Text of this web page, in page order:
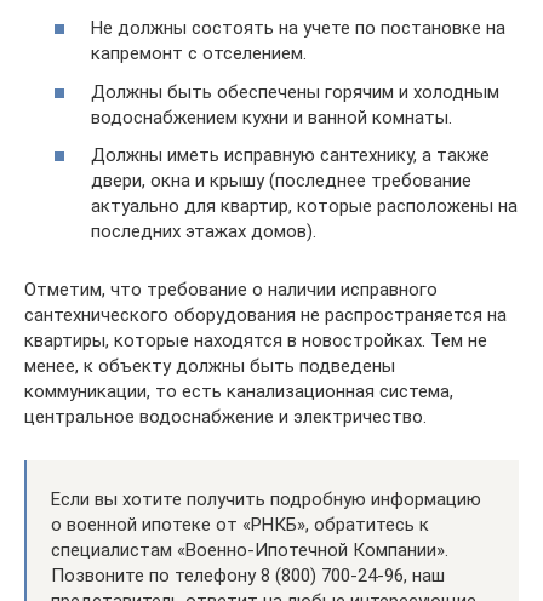
Не должны состоять на учете по постановке на
капремонт с отселением.
Должны быть обеспечены горячим и холодным
водоснабжением кухни и ванной комнаты.
Должны иметь исправную сантехнику, а также
двери, окна и крышу (последнее требование
актуально для квартир, которые расположены на
последних этажах домов).
Отметим, что требование о наличии исправного
сантехнического оборудования не распространяется на
квартиры, которые находятся в новостройках. Тем не
менее, к объекту должны быть подведены
коммуникации, то есть канализационная система,
центральное водоснабжение и электричество.
Если вы хотите получить подробную информацию
о военной ипотеке от «РНКБ», обратитесь к
специалистам «Военно-Ипотечной Компании».
Позвоните по телефону 8 (800) 700-24-96, наш